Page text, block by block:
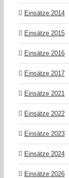
Einsätze 2014
Einsätze 2015
Einsätze 2016
Einsätze 2017
Einsätze 2021
Einsätze 2022
Einsätze 2023
Einsätze 2024
Einsätze 2026